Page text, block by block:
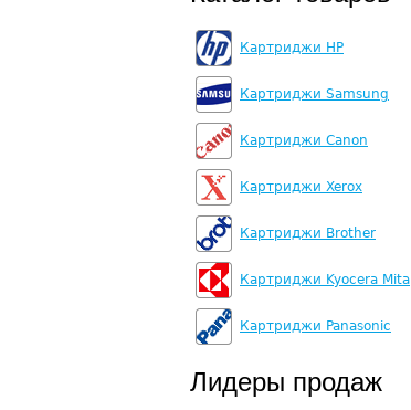
Картриджи HP
Картриджи Samsung
Картриджи Canon
Картриджи Xerox
Картриджи Brother
Картриджи Kyocera Mita
Картриджи Panasonic
Лидеры продаж